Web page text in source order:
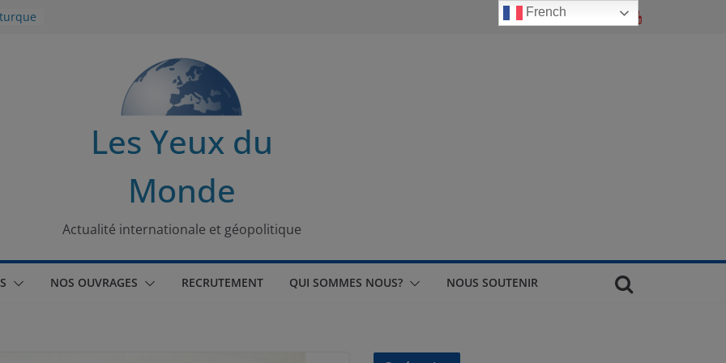
Les Yeux du
Monde
Actualité internationale et géopolitique
NOS OUVRAGES RECRUTEMENT QUI SOMMES NOUS? NOUS SOUTENIR
French